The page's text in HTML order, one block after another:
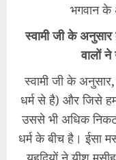
भगवान
स्वामी जी के अनुसार
वालों
स्वामी जी के अनुसार,
धर्म से है) और जिसे
उससे भी अधिक निकट
धर्म के बीच है। ईसा